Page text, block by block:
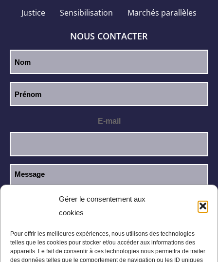
Gérer le consentement aux
cookies
Pour offrir les meilleures expériences, nous utilisons des technologies
telles que les cookies pour stocker et/ou accéder aux informations des
appareils. Le fait de consentir à ces technologies nous permettra de traiter
des données telles que le comportement de navigation ou les ID uniques
Justice
Sensibilisation Marchés parallèles
NOUS CONTACTER
E-mail
confidentialité.